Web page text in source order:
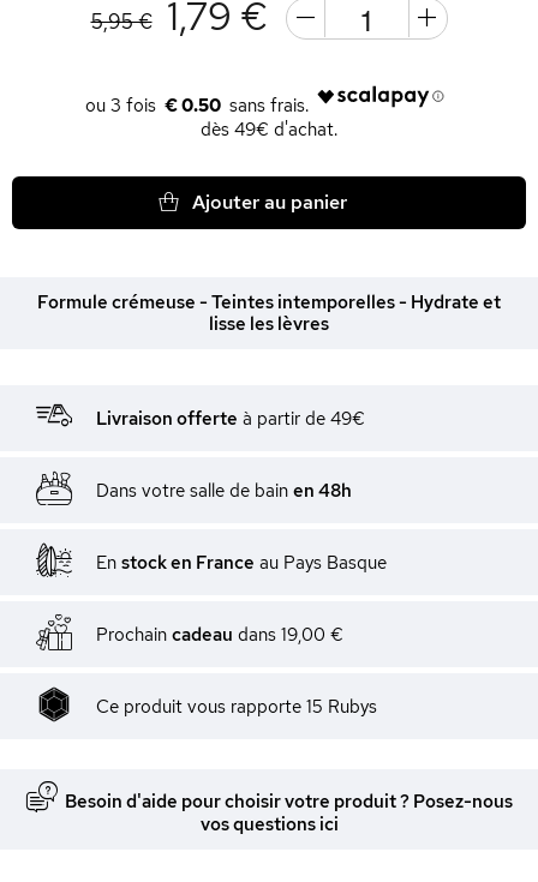
5,95 € 1,79 €
€ 0.50
dès 49€ d'achat.
Ajouter au panier
Formule crémeuse - Teintes intemporelles - Hydrate et
lisse les lèvres
Livraison offerte à partir de 49€
Dans votre salle de bain en 48h
En stock en France au Pays Basque
Prochain cadeau dans 19,00 €
Ce produit vous rapporte 15 Rubys
Besoin d'aide pour choisir votre produit ? Posez-nous
vos questions ici